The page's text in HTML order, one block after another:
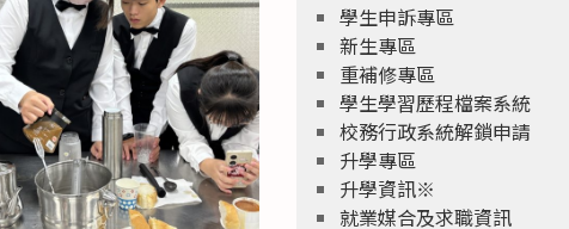
學生申訴專區
新生專區
重補修專區
學生學習歷程檔案系統
校務行政系統解鎖申請
升學專區
升學資訊※
就業媒合及求職資訊